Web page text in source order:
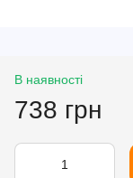
В наявності
738 грн